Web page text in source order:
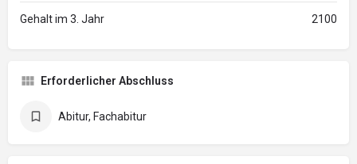
Gehalt im 3. Jahr 2100
Erforderlicher Abschluss
Abitur, Fachabitur